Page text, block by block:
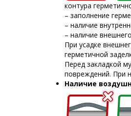
контура
– заполнение
– наличие
– наличие
При усадке
герметичной
Перед закладкой
повреждений. При
Наличие